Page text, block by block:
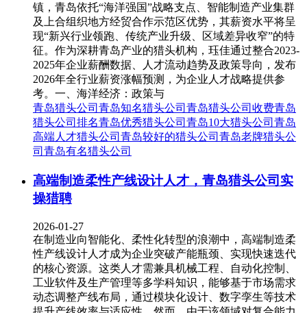
镇，青岛依托“海洋强国”战略支点、智能制造产业集群
及上合组织地方经贸合作示范区优势，其薪资水平将呈
现“新兴行业领跑、传统产业升级、区域差异收窄”的特
征。作为深耕青岛产业的猎头机构，珏佳通过整合2023-
2025年企业薪酬数据、人才流动趋势及政策导向，发布
2026年全行业薪资涨幅预测，为企业人才战略提供参
考。一、海洋经济：政策与
青岛猎头公司 青岛知名猎头公司 青岛猎头公司收费青岛
猎头公司排名青岛优秀猎头公司 青岛10大猎头公司 青岛
高端人才猎头公司 青岛较好的猎头公司 青岛老牌猎头公
司 青岛有名猎头公司
高端制造柔性产线设计人才，青岛猎头公司实
操猎聘
2026-01-27
在制造业向智能化、柔性化转型的浪潮中，高端制造柔
性产线设计人才成为企业突破产能瓶颈、实现快速迭代
的核心资源。这类人才需兼具机械工程、自动化控制、
工业软件及生产管理等多学科知识，能够基于市场需求
动态调整产线布局，通过模块化设计、数字孪生等技术